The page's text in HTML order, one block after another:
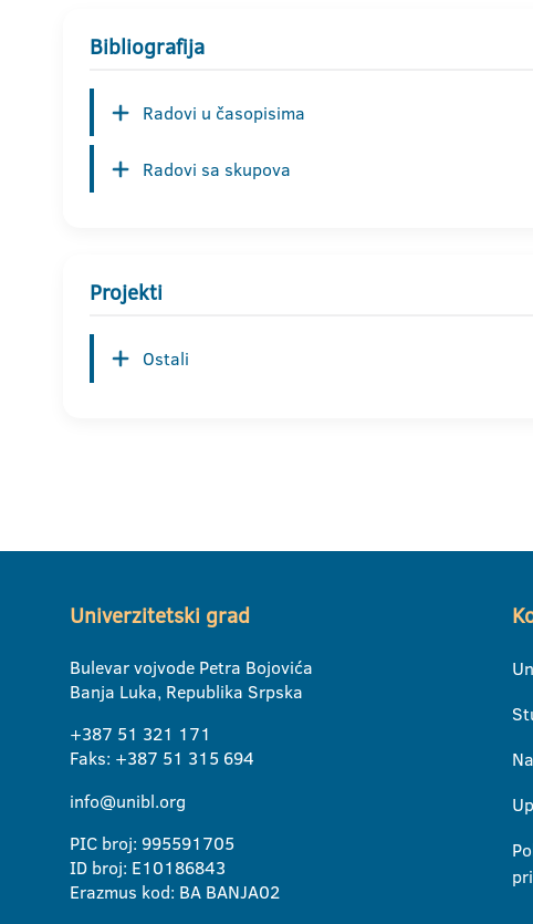
Bibliografija
Radovi u časopisima
Radovi sa skupova
Projekti
Ostali
Univerzitetski grad
Bulevar vojvode Petra Bojovića
Banja Luka, Republika Srpska
+387 51 321 171
Faks: +387 51 315 694
info@unibl.org
PIC broj: 995591705
ID broj: E10186843
Erazmus kod: BA BANJA02